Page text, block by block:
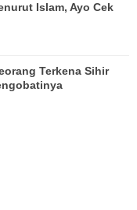
Islam, Ayo Cek
Terkena Sihir